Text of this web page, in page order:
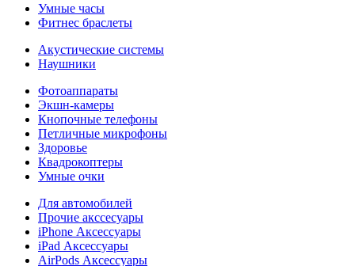
Умные часы
Фитнес браслеты
Акустические системы
Наушники
Фотоаппараты
Экшн-камеры
Кнопочные телефоны
Петличные микрофоны
Здоровье
Квадрокоптеры
Умные очки
Для автомобилей
Прочие акссесуары
iPhone Аксессуары
iPad Аксессуары
AirPods Аксессуары